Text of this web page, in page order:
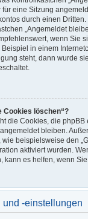
eine Sitzung
durch einen
„Angemeldet
wenn Sie
in einem
steht, dann wurde
Cookies löschen“?
die Cookies, die
bleiben.
beispielsweise den
aktiviert wurden.
kann es helfen, wenn
und -einstellungen